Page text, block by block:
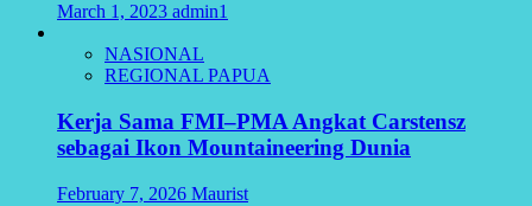
March 1, 2023 admin1
NASIONAL
REGIONAL PAPUA
Kerja Sama FMI–PMA Angkat Carstensz
sebagai Ikon Mountaineering Dunia
February 7, 2026 Maurist